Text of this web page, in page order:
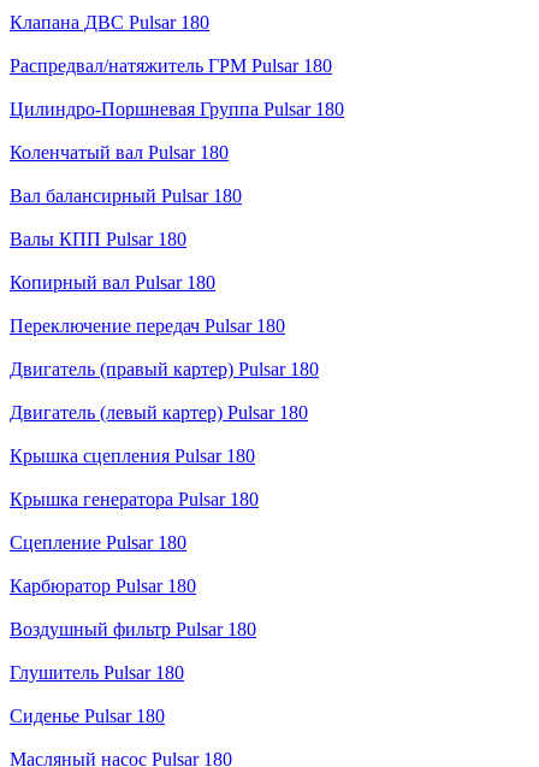
Клапана ДВС Pulsar 180
Распредвал/натяжитель ГРМ Pulsar 180
Цилиндро-Поршневая Группа Pulsar 180
Коленчатый вал Pulsar 180
Вал балансирный Pulsar 180
Валы КПП Pulsar 180
Копирный вал Pulsar 180
Переключение передач Pulsar 180
Двигатель (правый картер) Pulsar 180
Двигатель (левый картер) Pulsar 180
Крышка сцепления Pulsar 180
Крышка генератора Pulsar 180
Сцепление Pulsar 180
Карбюратор Pulsar 180
Воздушный фильтр Pulsar 180
Глушитель Pulsar 180
Сиденье Pulsar 180
Масляный насос Pulsar 180